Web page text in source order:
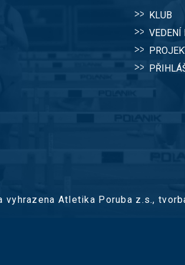
KLUB
VEDENÍ
vyhrazena Atletika Poruba z.s.,